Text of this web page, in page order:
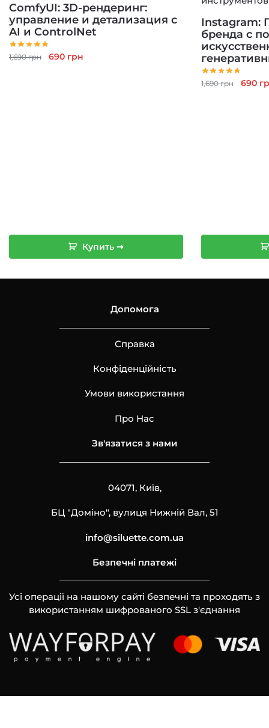
ComfyUI: 3D-рендеринг:
управление и детализация с
AI и ControlNet
1,690грн
Первоначальная
690 грн
Купить ➞
Instagram:
бренда с
1,690грн 690
Допомога
Справка
Конфіденційність
Умови використання
Про Нас
Зв'язатися з нами
04071, Київ,
БЦ "Доміно", вулиця Нижній Вал, 51
info@siluette.com.ua
Безпечні платежі
Усі операції на нашому сайті безпечні та проходять з
використанням шифрованого SSL з'єднання